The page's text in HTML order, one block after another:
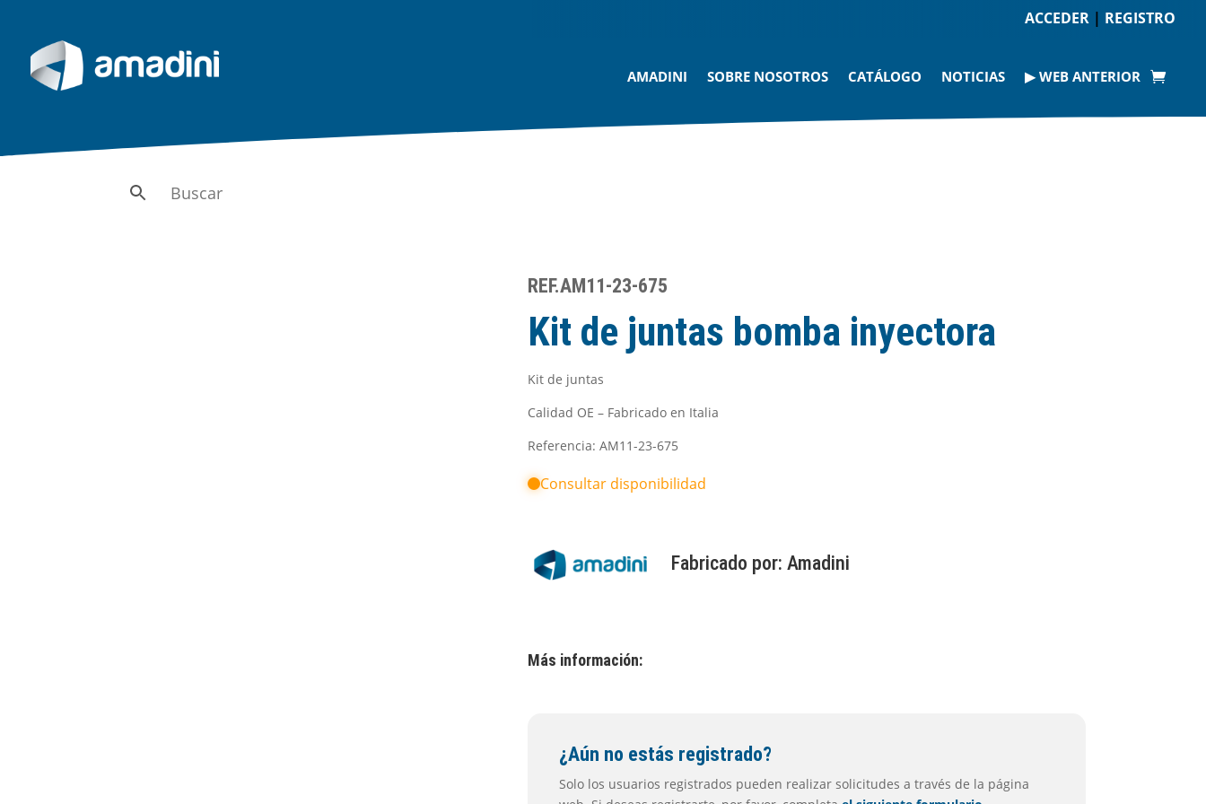
ACCEDER | REGISTRO
AMADINI SOBRE NOSOTROS CATÁLOGO NOTICIAS ▶ WEB ANTERIOR
REF.AM11-23-675
Kit de juntas bomba inyectora
Kit de juntas
Calidad OE – Fabricado en Italia
Referencia: AM11-23-675
Consultar disponibilidad
Fabricado por:Amadini
Más información:
¿Aún no estás registrado?
Solo los usuarios registrados pueden realizar solicitudes a través de la página